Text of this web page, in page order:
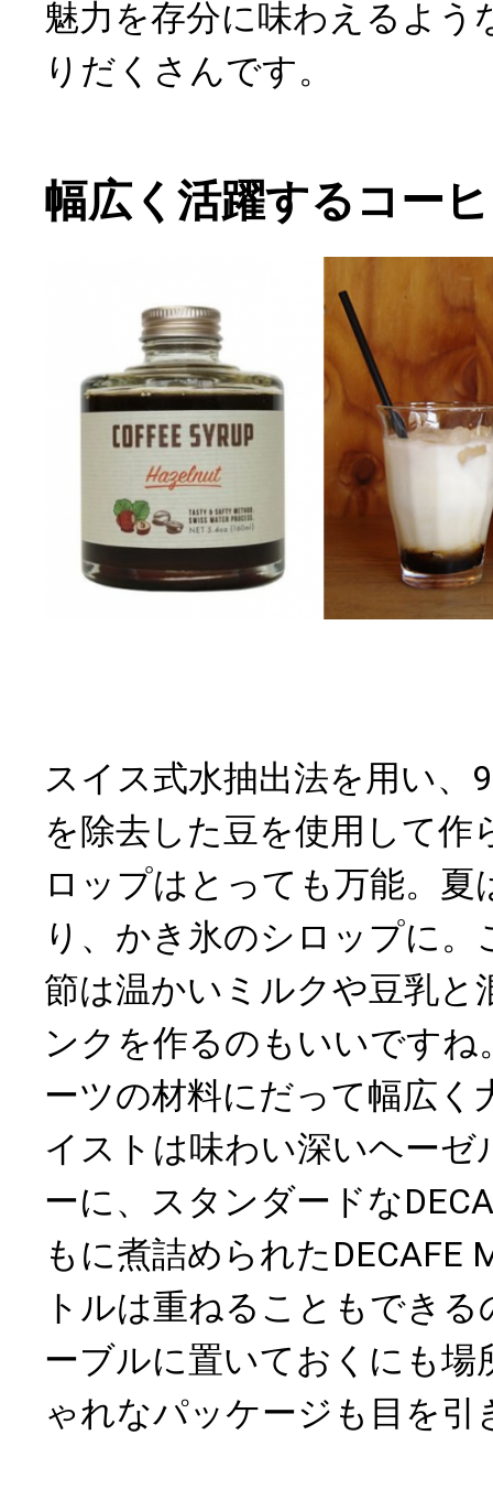
魅力を存分に味わえるよう
りだくさんです。
幅広く活躍するコー
スイス式水抽出法を用い、
を除去した豆を使用して作
ロップはとっても万能。
り、かき氷のシロップに
節は温かいミルクや豆乳と
ンクを作るのもいいです
ーツの材料にだって幅広く
イストは味わい深いヘーゼ
ーに、スタンダードな
もに煮詰められたDECAFE
トルは重ねることもでき
ーブルに置いておくにも場
ゃれなパッケージも目を引